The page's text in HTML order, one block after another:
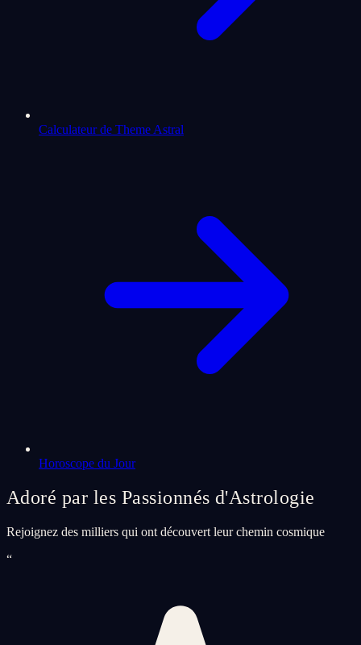
Calculateur de Theme Astral
Horoscope du Jour
Adoré par les Passionnés d'Astrologie
Rejoignez des milliers qui ont découvert leur chemin cosmique
“